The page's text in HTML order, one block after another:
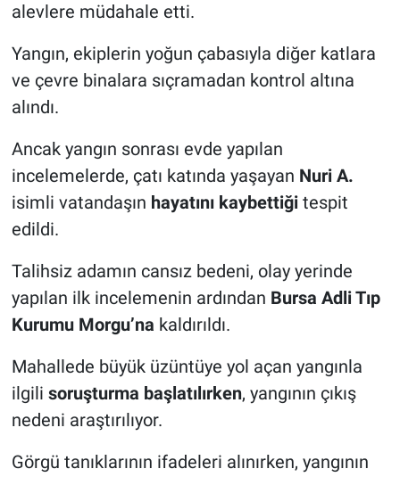
alevlere müdahale etti.
Yangın, ekiplerin yoğun çabasıyla diğer katlara
ve çevre binalara sıçramadan kontrol altına
alındı.
Ancak yangın sonrası evde yapılan
incelemelerde, çatı katında yaşayan Nuri A.
isimli vatandaşın hayatını kaybettiğitespit
edildi.
Talihsiz adamın cansız bedeni, olay yerinde
yapılan ilk incelemenin ardından Bursa Adli Tıp
Kurumu Morgu’na kaldırıldı.
Mahallede büyük üzüntüye yol açan yangınla
ilgili soruşturma başlatılırken, yangının çıkış
nedeni araştırılıyor.
Görgü tanıklarının ifadeleri alınırken, yangının